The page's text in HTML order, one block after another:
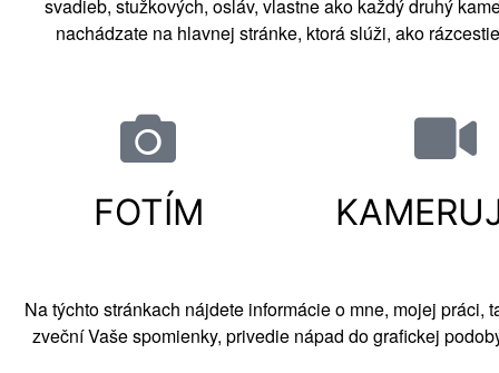
svadieb, stužkových, osláv, vlastne ako každýdruhý
nachádzate na hlavnej stránke, ktorá slúži, ako
FOTÍM
Na týchto stránkach nájdete informácie o mne, mojej
zveční Vaše spomienky, privedie nápad dografickej